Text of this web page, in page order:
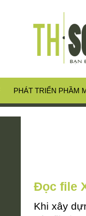
PHÁT TRIỂN PHẦM
Đọc file
Khi xây